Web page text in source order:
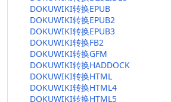
DOKUWIKI转换EPUB
DOKUWIKI转换EPUB2
DOKUWIKI转换EPUB3
DOKUWIKI转换FB2
DOKUWIKI转换GFM
DOKUWIKI转换HADDOCK
DOKUWIKI转换HTML
DOKUWIKI转换HTML4
DOKUWIKI转换HTML5